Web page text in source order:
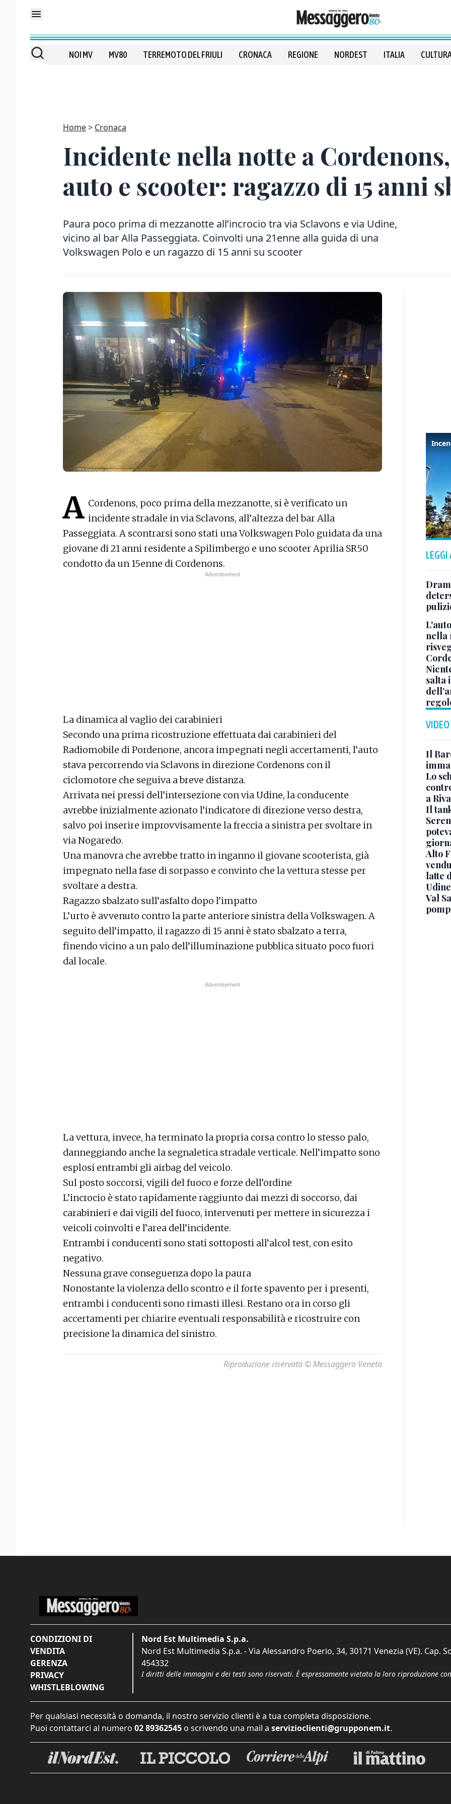
NOI MV MV80 TERREMOTO DEL FRIULI CRONACA REGIONE NORDEST ITALIA
Home Cronaca
Incidente nella notte a
auto e scooter: ragazzo di 15 anni
Paura poco prima di mezzanotte all’incrocio tra via Sclavons e via Udine,
vicino al bar Alla Passeggiata. Coinvolti una 21enne alla guida di una
Volkswagen Polo e un ragazzo di 15 anni su scooter
A Cordenons, poco prima della mezzanotte, si è verificato un
incidente stradale in via Sclavons, all’altezza del bar Alla
Passeggiata. A scontrarsi sono stati una Volkswagen Polo guidata da una
giovane di 21 anni residente a Spilimbergo e uno scooter Aprilia SR50
condotto da un 15enne di Cordenons.
La dinamica al vaglio dei carabinieri
Secondo una prima ricostruzione effettuata dai carabinieri del
Radiomobile di Pordenone, ancora impegnati negli accertamenti, l’auto
stava percorrendo via Sclavons in direzione Cordenons con il
ciclomotore che seguiva a breve distanza.
Arrivata nei pressi dell’intersezione con via Udine, la conducente
avrebbe inizialmente azionato l’indicatore di direzione verso destra,
salvo poi inserire improvvisamente la freccia a sinistra per svoltare in
via Nogaredo.
Una manovra che avrebbe tratto in inganno il giovane scooterista, già
impegnato nella fase di sorpasso e convinto che la vettura stesse per
svoltare a destra.
Ragazzo sbalzato sull’asfalto dopo l’impatto
L’urto è avvenuto contro la parte anteriore sinistra della Volkswagen. A
seguito dell’impatto, il ragazzo di 15 anni è stato sbalzato a terra,
finendo vicino a un palo dell’illuminazione pubblica situato poco fuori
dal locale.
La vettura, invece, ha terminato la propria corsa contro lo stesso palo,
danneggiando anche la segnaletica stradale verticale. Nell’impatto sono
esplosi entrambi gli airbag del veicolo.
Sul posto soccorsi, vigili del fuoco e forze dell’ordine
L’incrocio è stato rapidamente raggiunto dai mezzi di soccorso, dai
carabinieri e dai vigili del fuoco, intervenuti per mettere in sicurezza i
veicoli coinvolti e l’area dell’incidente.
Entrambi i conducenti sono stati sottoposti all’alcol test, con esito
negativo.
Nessuna grave conseguenza dopo la paura
Nonostante la violenza dello scontro e il forte spavento per i presenti,
entrambi i conducenti sono rimasti illesi. Restano ora in corso gli
accertamenti per chiarire eventuali responsabilità e ricostruire con
precisione la dinamica del sinistro.
Riproduzione riservata © Messaggero Veneto
LEGGI
nella
salta
VIDEO
Il
Lo
a
Il
Alto
latte
Val
CONDIZIONI DI
VENDITA
GERENZA
PRIVACY
WHISTLEBLOWING
Nord Est Multimedia S.p.a.
Nord Est Multimedia S.p.a. - Via Alessandro Poerio, 34, 30171 Venezia (VE). Cap.
454332
I diritti delle immagini e dei testi sono riservati. È espressamente vietata la loro riproduzione
Per qualsiasi necessità o domanda, il nostro servizio clienti è a tua completa disposizione.
Puoi contattarci al numero 02 89362545 o scrivendo una mail a servizioclienti@grupponem.it.